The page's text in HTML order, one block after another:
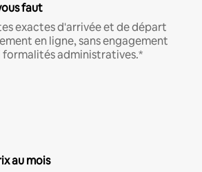
faut
exactes d'arrivée et de départ
en ligne, sans engagement
administratives.*
au mois